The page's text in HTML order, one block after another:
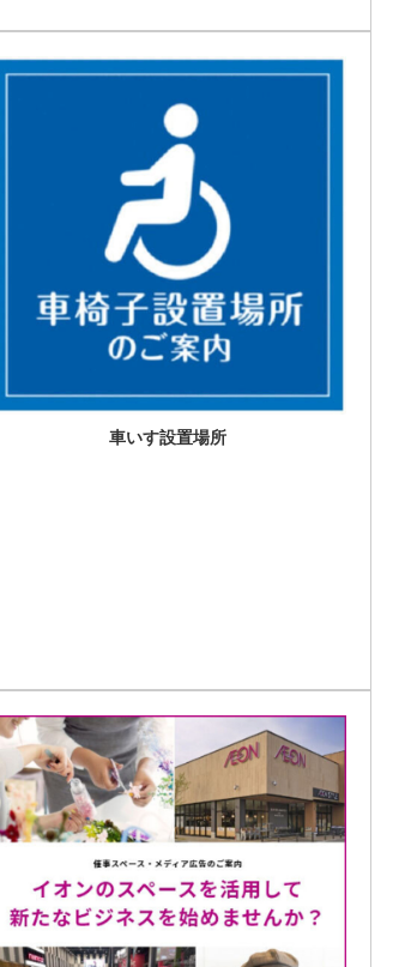
車いす設置場所